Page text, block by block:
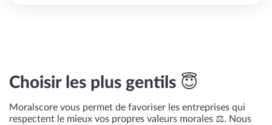
Choisir les plus gentils 😇
Moralscore vous permet de favoriser les entreprises qui
respectent le mieux vos propres valeurs morales ⚖️. Nous